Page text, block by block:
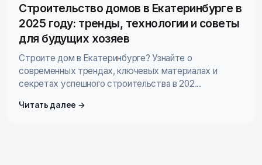
Строительство домов в Екатеринбурге в
2025 году: тренды, технологии и советы
для будущих хозяев
Строите дом в Екатеринбурге? Узнайте о
современных трендах, ключевых материалах и
секретах успешного строительства в 202...
Читать далее →